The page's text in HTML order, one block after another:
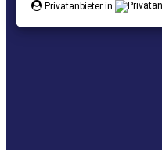
Privatanbieter in